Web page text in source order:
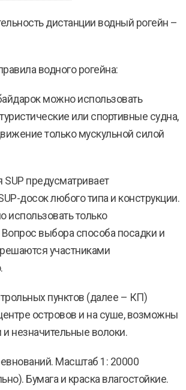
дистанции водный рогейн –
водного рогейна:
можно использовать
или спортивные судна,
только мускульной силой
SUP предусматривает
досок любого типа и конструкции.
использовать только
выбора способа посадки и
участниками
пунктов (далее – КП)
островов и на суше, возможны
и незначительные волоки.
Масштаб 1: 20000
Бумага и краска влагостойкие.